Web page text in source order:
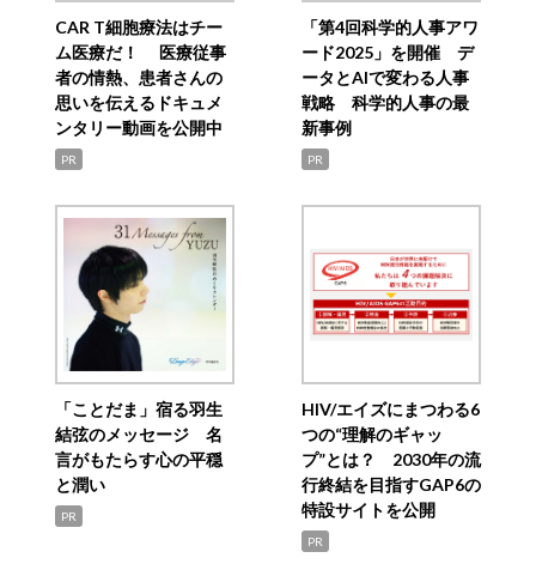
CAR T細胞療法はチー
ム医療だ！ 医療従事
者の情熱、患者さんの
思いを伝えるドキュメ
ンタリー動画を公開中
PR
「第4回科学的人事アワ
ード2025」を開催 デ
ータとAIで変わる人事
戦略 科学的人事の最
新事例
PR
「ことだま」宿る羽生
結弦のメッセージ 名
言がもたらす心の平穏
と潤い
PR
HIV/エイズにまつわる6
つの“理解のギャッ
プ”とは？ 2030年の流
行終結を目指すGAP6の
特設サイトを公開
PR